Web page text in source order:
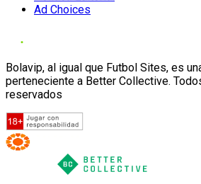
Ad Choices
Bolavip, al igual que Futbol Sites, es
perteneciente a Better Collective.
reservados